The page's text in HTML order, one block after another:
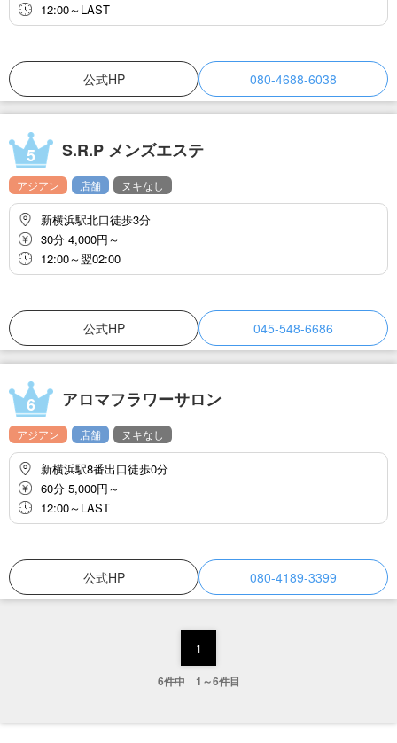
12:00～LAST
公式HP 080-4688-6038
5 S.R.P メンズエステ
アジアン 店舗 ヌキなし
新横浜駅北口徒歩3分
30分 4,000円～
12:00～翌02:00
公式HP 045-548-6686
6 アロマフラワーサロン
アジアン 店舗 ヌキなし
新横浜駅8番出口徒歩0分
60分 5,000円～
12:00～LAST
公式HP 080-4189-3399
1
6件中 1～6件目